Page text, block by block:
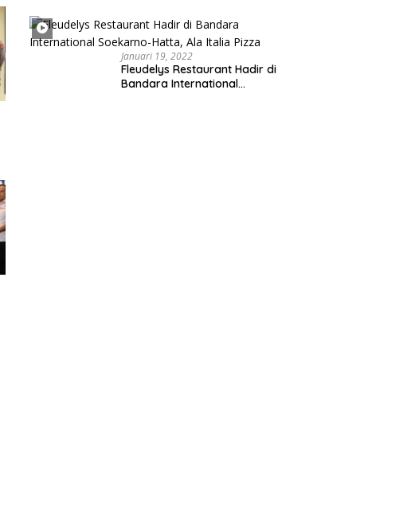
Januari 19, 2022
Fleudelys Restaurant Hadir di
Bandara International